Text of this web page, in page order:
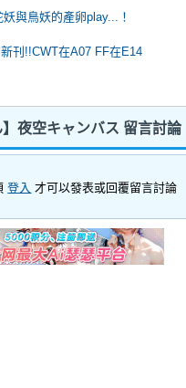
與鳥妖的產卵play...！
刊!!CWT在A07 FF在E14
】夜空キャンバス 留言討論
登入 才可以發表或回覆留言討論